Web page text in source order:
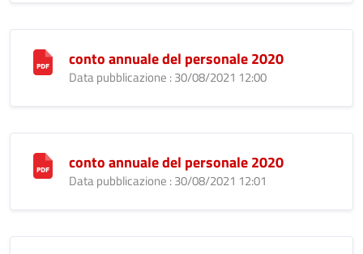
conto annuale del personale 2020
Data pubblicazione : 30/08/2021 12:00
conto annuale del personale 2020
Data pubblicazione : 30/08/2021 12:01